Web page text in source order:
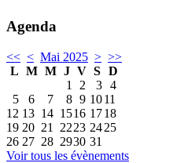
Agenda
<< < Mai 2025 > >>
L M M J V S D
1
2 3 4
5
6 7 8 9 1011
12 13 14 1516 1718
19 20 21 2223 2425
26 27 28 2930 31
Voir tous les évènements